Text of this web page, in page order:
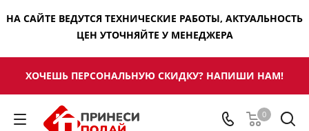
НА САЙТЕ ВЕДУТСЯ ТЕХНИЧЕСКИЕ РАБОТЫ, АКТУАЛЬНОСТЬ
ЦЕН УТОЧНЯЙТЕ У МЕНЕДЖЕРА
ХОЧЕШЬ ПЕРСОНАЛЬНУЮ СКИДКУ? НАПИШИ НАМ!
0